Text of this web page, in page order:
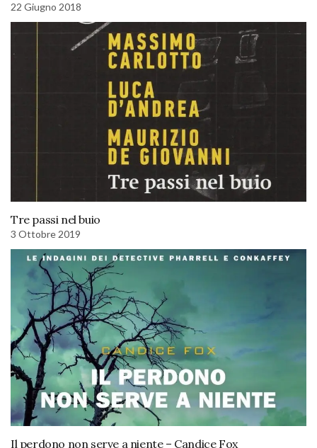
22 Giugno 2018
Tre passi nel buio
3 Ottobre 2019
Il perdono non serve a niente – Candice Fox